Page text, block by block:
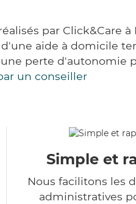
par Click&Care à
aide à domicile
perte d'autonomie
un conseiller
Simple et
Nous facilitons les
administratives